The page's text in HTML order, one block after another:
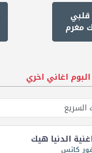
قلبي
مغرم
اغاني اخري
الدنيا هيك
كاتس